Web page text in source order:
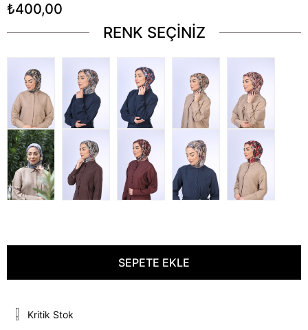
₺400,00
RENK SEÇİNİZ
Tükendi
Kritik Stok